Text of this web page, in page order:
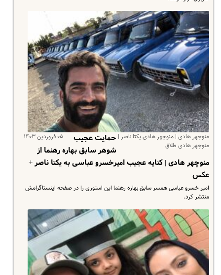
منوچهر هادی | منوچهر هادی یکتا ناصر |
منوچهر هادی طلاق
۰۵ فروردین ۱۴۰۳
حمایت عجیب
شوهر سابق بهاره رهنما از
منوچهر هادی | کنایه عجیب امیرخسرو عباسی به یکتا ناصر +
عکس
امیر خسرو عباسی همسر سابق بهاره رهنما این استوری را در صفحه اینستاگرامش
منتشر کرد.